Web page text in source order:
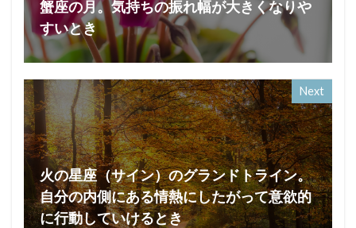
蟹座の月。気持ちの振れ幅が大きくなりや
すいとき
Next
火の星座（サイン）のグランドトライン。
自分の内側にある情熱にしたがって意欲的
に行動していけるとき